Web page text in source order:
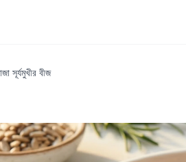
সূর্যমুখীর বীজ